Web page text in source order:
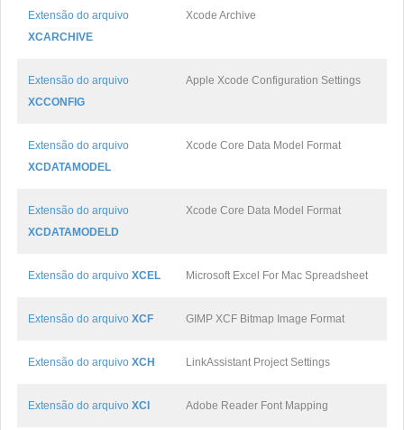
Extensão do arquivo
XCARCHIVE
Xcode Archive
Extensão do arquivo
XCCONFIG
Apple Xcode Configuration Settings
Extensão do arquivo
XCDATAMODEL
Xcode Core Data Model Format
Extensão do arquivo
XCDATAMODELD
Xcode Core Data Model Format
Extensão do arquivo XCEL Microsoft Excel For Mac Spreadsheet
Extensão do arquivo XCF GIMP XCF Bitmap Image Format
Extensão do arquivo XCH LinkAssistant Project Settings
Extensão do arquivo XCI Adobe Reader Font Mapping